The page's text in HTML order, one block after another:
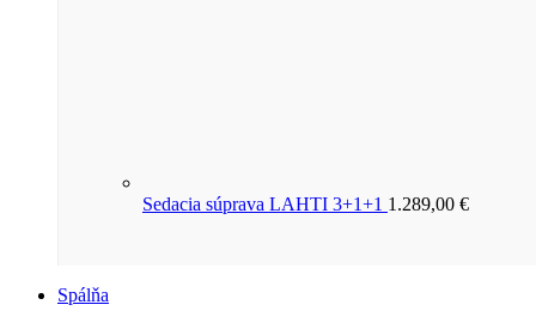
Sedacia súprava LAHTI 3+1+1 1.289,00 €
Spálňa